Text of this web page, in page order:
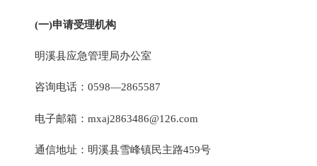
(一)申请受理机构
明溪县应急管理局办公室
咨询电话：0598—2865587
电子邮箱：mxaj2863486@126.com
通信地址：明溪县雪峰镇民主路459号